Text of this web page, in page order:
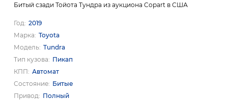
Битый сзади Тойота Тундра из аукциона Copart в США
Год 2019
Марка Toyota
Модель Tundra
Тип кузова
Пикап
КПП Автомат
Состояние Битые
Привод
Полный